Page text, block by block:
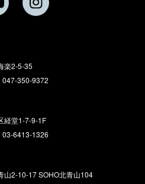
楽2-5-35
350-9372
経堂1-7-9-1F
6413-1326
2-10-17 SOHO北青山104